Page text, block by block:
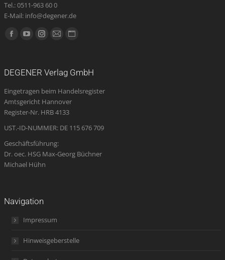
Tel.: 0511-963 60 0
E-Mail: info@degener.de
Finden Sie uns auf:
Facebook
new
window
YouTube
new
window
Instagram
new
window
E-
opens
in
new
Website
new
DEGENER Verlag GmbH
Eingetragen beim Handelsregister
Amtsgericht Hannover
Register-Nr. HRB 4133
UST.-ID-NUMMER: DE 115 676 709
Geschäftsführung:
Dr. oec. HSG Max-Georg Büchner
Michael Hühn
Navigation
Impressum
Hinweisgeberstelle